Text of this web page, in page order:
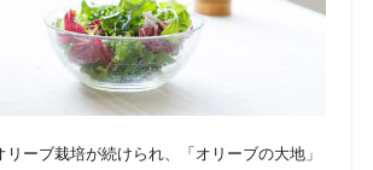
リーブ栽培が続けられ、「オリーブの大地」